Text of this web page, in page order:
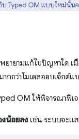
บ Typed OM แบบใหม่นั้น
ยายามแก้ไขปัญหาใด
กกว่าโมเดลออบเจ็กต์
OM ให้พิจารณาฟีเ
น้อยลง เช่น ระบบจะแส